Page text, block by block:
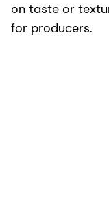
on taste or
for producers.